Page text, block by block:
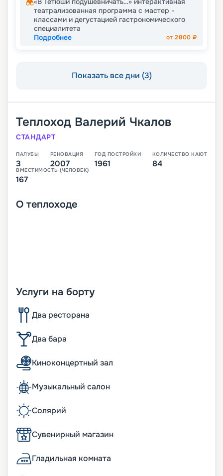
театрализованная программа с мастер -
классами и дегустацией гастрономического
специалитета
Подробнее
от2800 ₽
Показать все дни (3)
Теплоход Валерий Чкалов
СТАНДАРТ
ПАЛУБЫ
3
РЕНОВАЦИЯ
2007
ГОД ПОСТРОЙКИ
1961
КОЛИЧЕСТВО КАЮТ
84
ВМЕСТИМОСТЬ (ЧЕЛОВЕК)
167
О теплоходе
Услуги на борту
Два ресторана
Два бара
Киноконцертный зал
Музыкальный салон
Солярий
Сувенирный магазин
Гладильная комната